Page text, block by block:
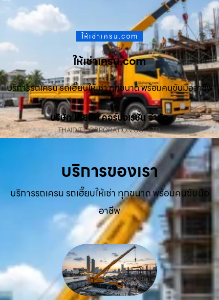
ให้เช่าเครน.com
ให้เช่าเครน.com
บริการรถเครน รถเฮี๊ยบให้เช่า ทุกขนาด พร้อมคนขับมืออาชีพ
บริษัท ไทยดิท คอร์ปอเรชั่น จำกัด
THAIDIT CORPORATION CO., LTD.
บริการของเรา
บริการรถเครน รถเฮี๊ยบให้เช่า ทุกขนาด พร้อมคนขับมือ
อาชีพ